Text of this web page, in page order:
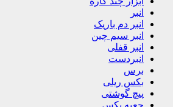
انبر
انبر دم باریک
انبر سیم چین
انبر قفلی
انبردست
برس
بکس ریلی
پیچ گوشتی